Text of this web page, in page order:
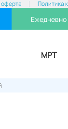
Политика
МРТ